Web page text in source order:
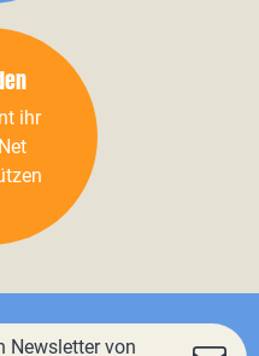
ihr
Newsletter von